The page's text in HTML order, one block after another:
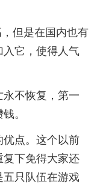
但是在国内也有
它，使得人气
不恢复，第一
。
点。这个以前
下免得大家还
只队伍在游戏